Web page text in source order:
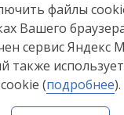
персональных
"Лером"
файлы
Вашего
сервис Яндекс
также
cookie (подробнее).